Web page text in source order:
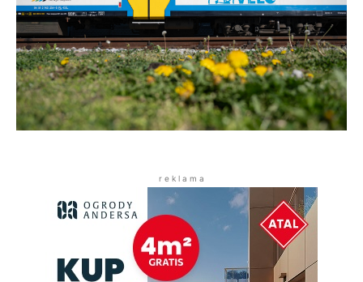
r e k l a m a